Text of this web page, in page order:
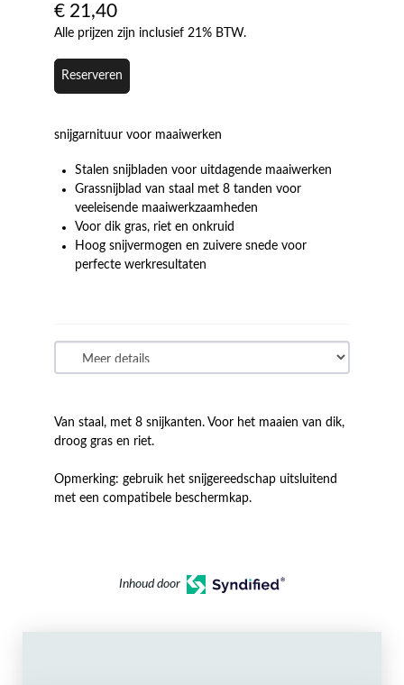
€ 21,40
Alle prijzen zijn inclusief 21% BTW.
Reserveren
snijgarnituur voor maaiwerken
Stalen snijbladen voor uitdagende maaiwerken
Grassnijblad van staal met 8 tanden voor
veeleisende maaiwerkzaamheden
Voor dik gras, riet en onkruid
Hoog snijvermogen en zuivere snede voor
perfecte werkresultaten
Van staal, met 8 snijkanten. Voor het maaien van dik,
droog gras en riet.
Opmerking: gebruik het snijgereedschap uitsluitend
met een compatibele beschermkap.
Inhoud door